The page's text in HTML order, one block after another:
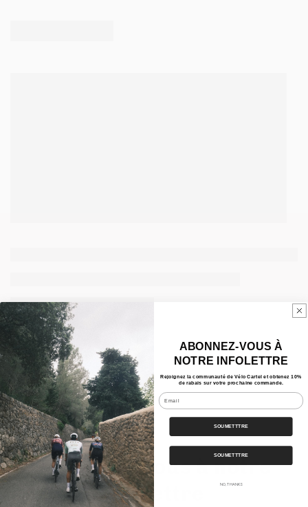
Inscrivez-vous à notre
infolettre
ABONNEZ-VOUS À
NOTRE INFOLETTRE
Rejoignez la communauté de Vélo Cartel et obtenez 10%
de rabais sur votre prochaine commande.
Email
SOUMETTTRE
SOUMETTTRE
NO, THANKS